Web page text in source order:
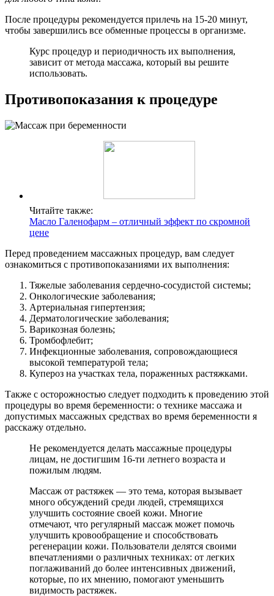
После процедуры рекомендуется прилечь на 15-20 минут,
чтобы завершились все обменные процессы в организме.
Курс процедур и периодичность их выполнения,
зависит от метода массажа, который вы решите
использовать.
Противопоказания к процедуре
Читайте также:
Масло Галенофарм – отличный эффект по скромной
цене
Перед проведением массажных процедур, вам следует
ознакомиться с противопоказаниями их выполнения:
Тяжелые заболевания сердечно-сосудистой системы;
Онкологические заболевания;
Артериальная гипертензия;
Дерматологические заболевания;
Варикозная болезнь;
Тромбофлебит;
Инфекционные заболевания, сопровождающиеся
высокой температурой тела;
Купероз на участках тела, пораженных растяжками.
Также с осторожностью следует подходить к проведению этой
процедуры во время беременности: о технике массажа и
допустимых массажных средствах во время беременности я
расскажу отдельно.
Не рекомендуется делать массажные процедуры
лицам, не достигшим 16-ти летнего возраста и
пожилым людям.
Массаж от растяжек — это тема, которая вызывает
много обсуждений среди людей, стремящихся
улучшить состояние своей кожи. Многие
отмечают, что регулярный массаж может помочь
улучшить кровообращение и способствовать
регенерации кожи. Пользователи делятся своими
впечатлениями о различных техниках: от легких
поглаживаний до более интенсивных движений,
которые, по их мнению, помогают уменьшить
видимость растяжек.